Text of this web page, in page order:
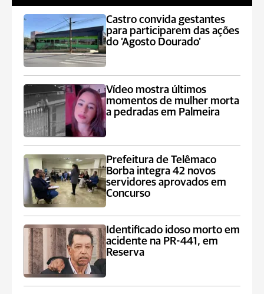
Castro convida gestantes
para participarem das ações
do ‘Agosto Dourado’
Vídeo mostra últimos
momentos de mulher morta
a pedradas em Palmeira
Prefeitura de Telêmaco
Borba integra 42 novos
servidores aprovados em
Concurso
Identificado idoso morto em
acidente na PR-441, em
Reserva